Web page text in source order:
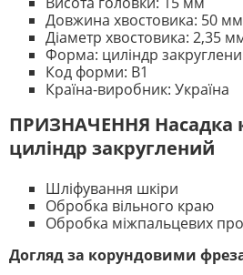
Довжина хвостовика: 50 мм
Діаметр хвостовика: 2,35
Форма: циліндр
Код форми: B1
Країна-виробник: Україна
ПРИЗНАЧЕННЯ Насадка
циліндр закруглений
Шліфування шкіри
Обробка вільного краю
Обробка міжпальцевих
Догляд за корундовими